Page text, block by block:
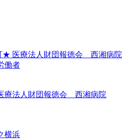
★ 医療法人財団報徳会 西湘病院
働者
療法人財団報徳会 西湘病院
横浜